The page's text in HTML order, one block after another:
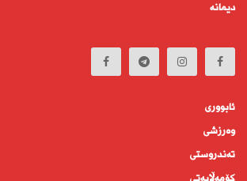
دیمانە
ئابوورى
وەرزشی
تەندروستى